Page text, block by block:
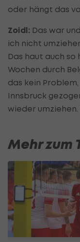
oder hängt das
Zoidl: Das war
ich nicht
Das haut auch so
Wochen durch
das kein
Innsbruck
wieder umziehen.
Mehr zum